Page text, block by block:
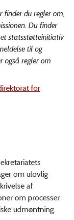
finder du regler om,
Du finder
et statsstøtteinitiativ
til og
også regler om
for
om ulovlig
af
om processer
udmøntning.